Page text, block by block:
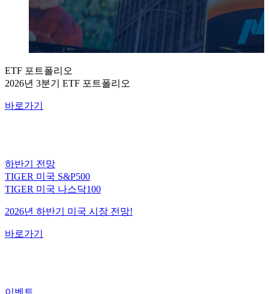
2026년 3분기 ETF 포트폴리오
TIGER 미국 S&P500
TIGER 미국 나스닥100
미국 대표지수 ETF